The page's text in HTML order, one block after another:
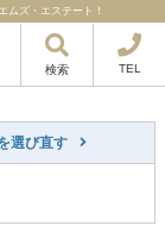
ムズ・エステート！
検索 TEL
選び直す